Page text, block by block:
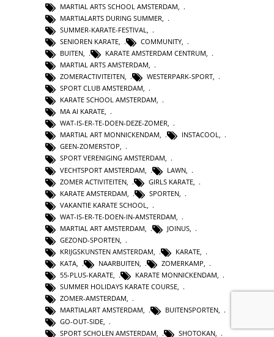
MARTIAL ARTS SCHOOL AMSTERDAM
MARTIALARTS DURING SUMMER
SUMMER-KARATE-FESTIVAL
SENIOREN KARATE
COMMUNITY
BUITEN
KARATE AMSTERDAM CENTRUM
MARTIAL ARTS AMSTERDAM
ZOMERACTIVITEITEN, WESTERPARK-SPORT,
SPORT CLUB AMSTERDAM,
KARATE SCHOOL AMSTERDAM,
MA AI KARATE,
WAT-IS-ER-TE-DOEN-DEZE-ZOMER,
MARTIAL ART MONNICKENDAM, INSTACOOL,
GEEN-ZOMERSTOP,
SPORT VERENIGING AMSTERDAM,
VECHTSPORT AMSTERDAM
LAWN
ZOMER ACTIVITEITEN
GIRLS KARATE
KARATE AMSTERDAM
SPORTEN
VAKANTIE KARATE SCHOOL
WAT-IS-ER-TE-DOEN-IN-AMSTERDAM
MARTIAL ART AMSTERDAM
JOINUS
GEZOND-SPORTEN
KRIJGSKUNSTEN AMSTERDAM
KARATE
KATA, NAARBUITEN, ZOMERKAMP,
55-PLUS-KARATE, KARATE MONNICKENDAM,
SUMMER HOLIDAYS KARATE COURSE,
ZOMER-AMSTERDAM,
MARTIALART AMSTERDAM, BUITENSPORTEN,
GO-OUT-SIDE,
SPORT SCHOLEN AMSTERDAM, SHOTOKAN,